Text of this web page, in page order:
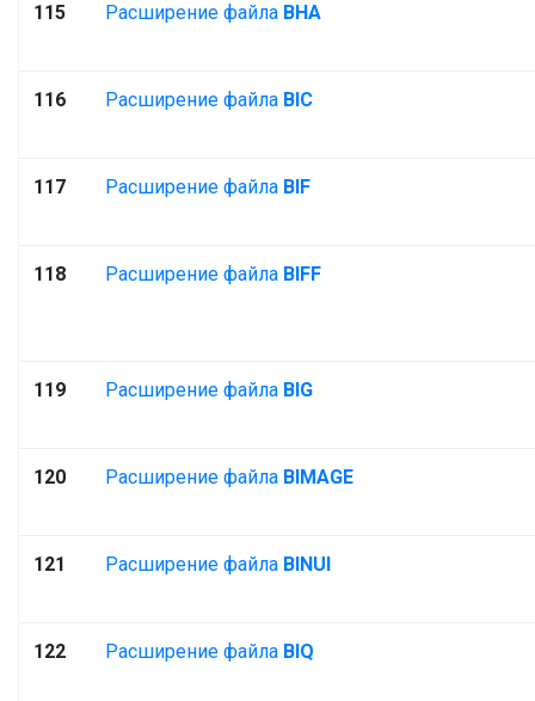
115 Расширение файла BHA
116 Расширение файла BIC
117 Расширение файла BIF
118 Расширение файла BIFF
119 Расширение файла BIG
120 Расширение файла BIMAGE
121 Расширение файла BINUI
122 Расширение файла BIQ